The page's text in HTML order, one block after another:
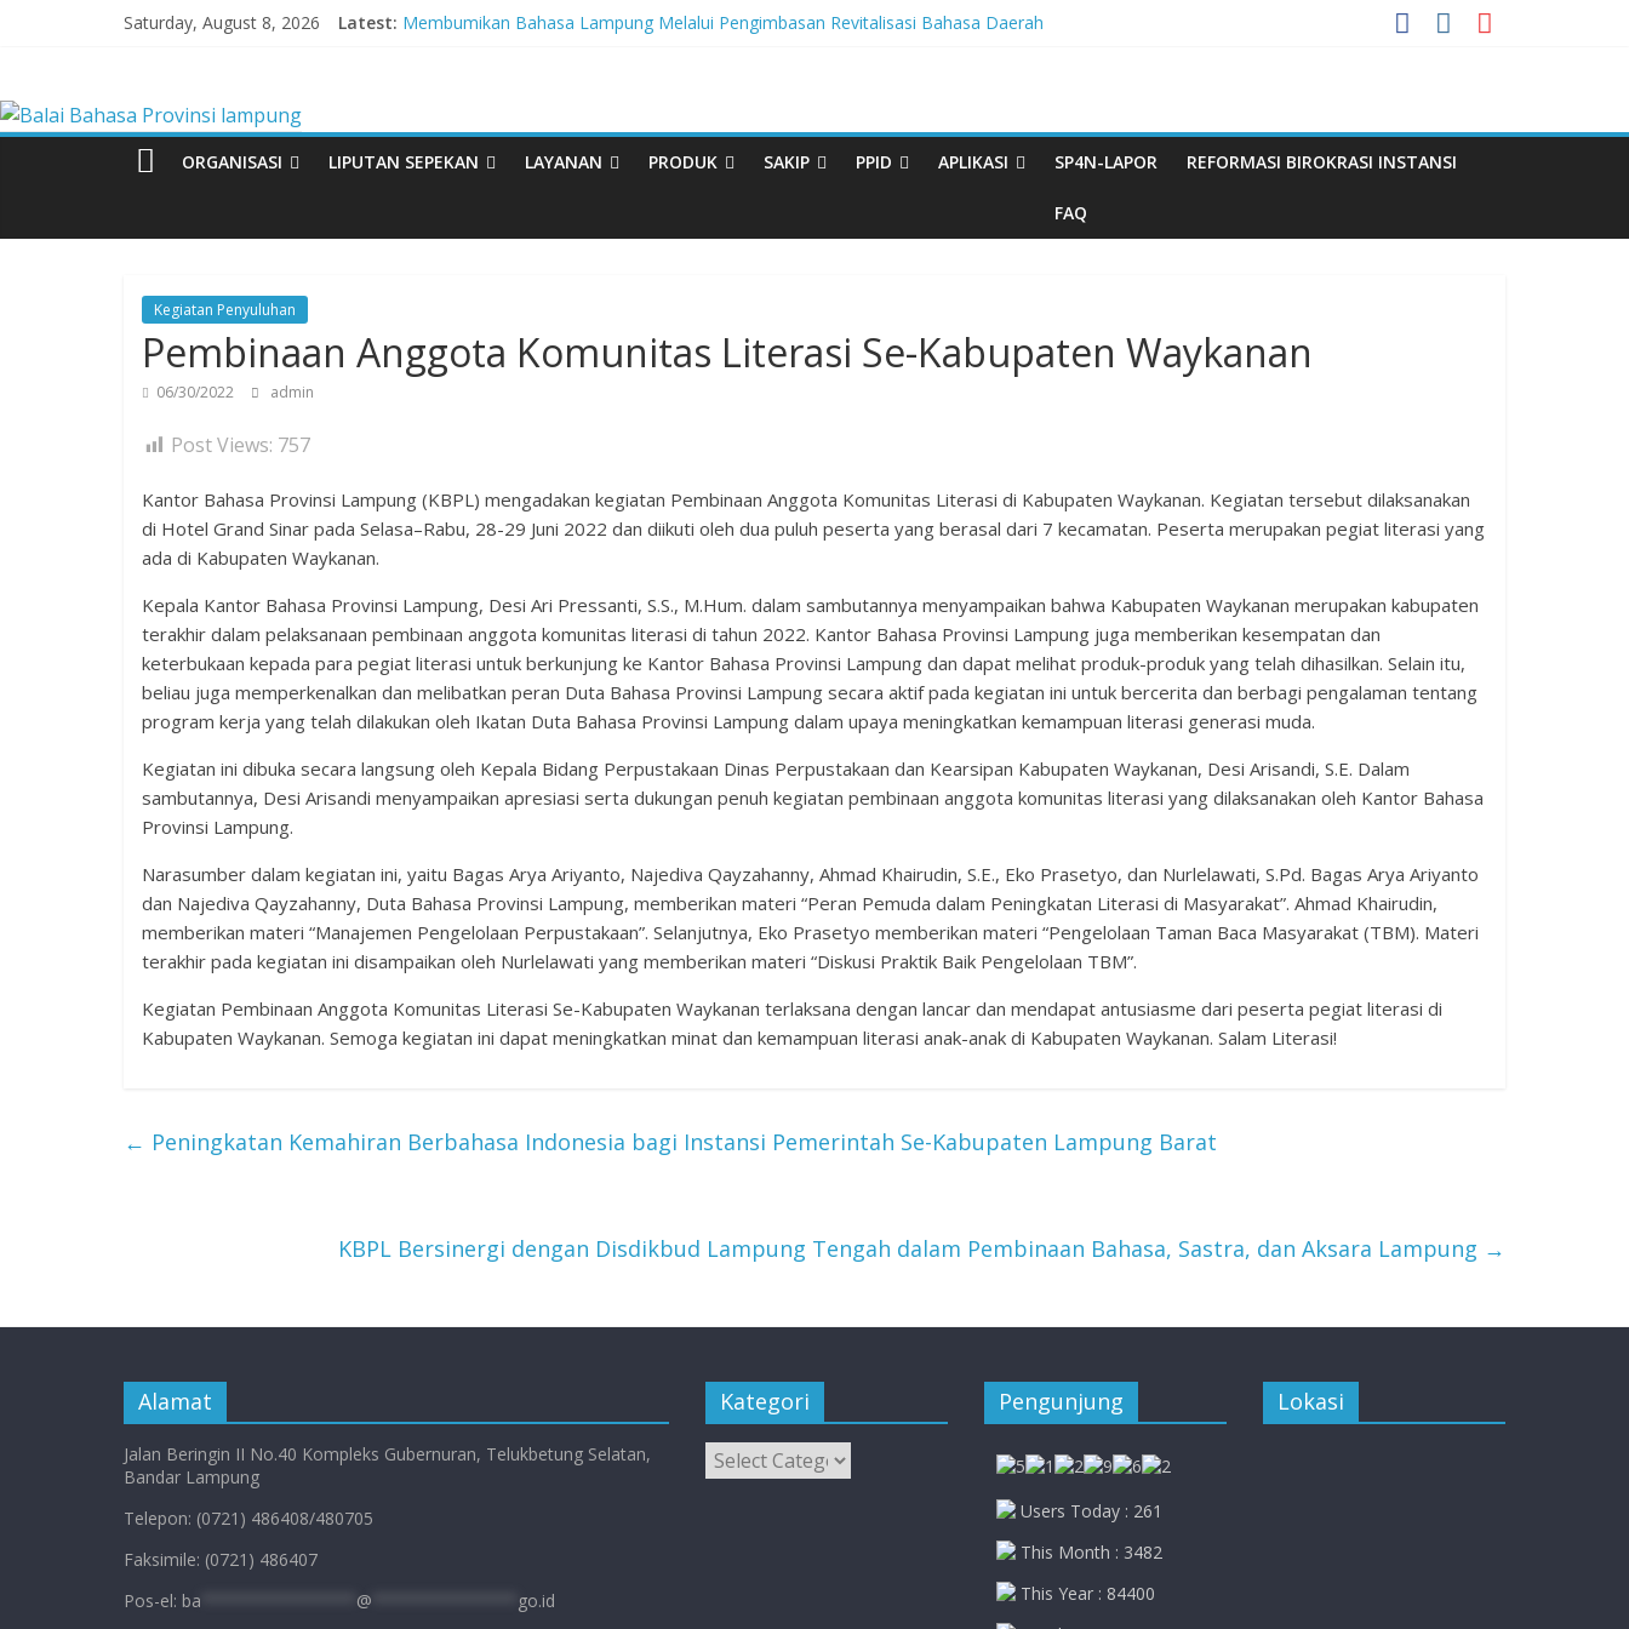
Saturday, August 8, 2026 Latest: Membumikan Bahasa Lampung Melalui Pengimbasan Revitalisasi Bahasa Daerah
Babak Final Festival Musikalisasi Puisi Kembali Digelar
Balai
Bahasa
Provinsi
lampung
Badan
Pembinaan
ORGANISASI LIPUTAN SEPEKAN LAYANAN PRODUK SAKIP PPID APLIKASI SP4N-LAPOR REFORMASI BIROKRASI INSTANSI
FAQ
Kegiatan Penyuluhan
Pembinaan Anggota Komunitas Literasi Se-Kabupaten Waykanan
06/30/2022 admin
Post Views: 757
Kantor Bahasa Provinsi Lampung (KBPL) mengadakan kegiatan Pembinaan Anggota Komunitas Literasi di Kabupaten Waykanan. Kegiatan tersebut dilaksanakan
di Hotel Grand Sinar pada Selasa–Rabu, 28-29 Juni 2022 dan diikuti oleh dua puluh peserta yang berasal dari 7 kecamatan. Peserta merupakan pegiat literasi yang
ada di Kabupaten Waykanan.
Kepala Kantor Bahasa Provinsi Lampung, Desi Ari Pressanti, S.S., M.Hum. dalam sambutannya menyampaikan bahwa Kabupaten Waykanan merupakan kabupaten
terakhir dalam pelaksanaan pembinaan anggota komunitas literasi di tahun 2022. Kantor Bahasa Provinsi Lampung juga memberikan kesempatan dan
keterbukaan kepada para pegiat literasi untuk berkunjung ke Kantor Bahasa Provinsi Lampung dan dapat melihat produk-produk yang telah dihasilkan. Selain itu,
beliau juga memperkenalkan dan melibatkan peran Duta Bahasa Provinsi Lampung secara aktif pada kegiatan ini untuk bercerita dan berbagi pengalaman tentang
program kerja yang telah dilakukan oleh Ikatan Duta Bahasa Provinsi Lampung dalam upaya meningkatkan kemampuan literasi generasi muda.
Kegiatan ini dibuka secara langsung oleh Kepala Bidang Perpustakaan Dinas Perpustakaan dan Kearsipan Kabupaten Waykanan, Desi Arisandi, S.E. Dalam
sambutannya, Desi Arisandi menyampaikan apresiasi serta dukungan penuh kegiatan pembinaan anggota komunitas literasi yang dilaksanakan oleh Kantor Bahasa
Provinsi Lampung.
Narasumber dalam kegiatan ini, yaitu Bagas Arya Ariyanto, Najediva Qayzahanny, Ahmad Khairudin, S.E., Eko Prasetyo, dan Nurlelawati, S.Pd. Bagas Arya Ariyanto
dan Najediva Qayzahanny, Duta Bahasa Provinsi Lampung, memberikan materi “Peran Pemuda dalam Peningkatan Literasi di Masyarakat”. Ahmad Khairudin,
memberikan materi “Manajemen Pengelolaan Perpustakaan”. Selanjutnya, Eko Prasetyo memberikan materi “Pengelolaan Taman Baca Masyarakat (TBM). Materi
terakhir pada kegiatan ini disampaikan oleh Nurlelawati yang memberikan materi “Diskusi Praktik Baik Pengelolaan TBM”.
Kegiatan Pembinaan Anggota Komunitas Literasi Se-Kabupaten Waykanan terlaksana dengan lancar dan mendapat antusiasme dari peserta pegiat literasi di
Kabupaten Waykanan. Semoga kegiatan ini dapat meningkatkan minat dan kemampuan literasi anak-anak di Kabupaten Waykanan. Salam Literasi!
← Peningkatan Kemahiran Berbahasa Indonesia bagi Instansi Pemerintah Se-Kabupaten Lampung Barat
KBPL Bersinergi dengan Disdikbud Lampung Tengah dalam Pembinaan Bahasa, Sastra, dan Aksara Lampung →
Alamat
Jalan Beringin II No.40 Kompleks Gubernuran, Telukbetung Selatan,
Bandar Lampung
Telepon: (0721) 486408/480705
Faksimile: (0721) 486407
Pos-el: ba @ go.id
Kategori
Kategori
Pengunjung
Users Today : 261
This Month : 3482
This Year : 84400
Lokasi